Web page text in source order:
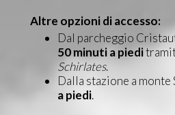
Altre opzioni di accesso:
Dal parcheggio
50 minuti a piedi
Schirlates.
Dalla stazione a monte
a piedi.